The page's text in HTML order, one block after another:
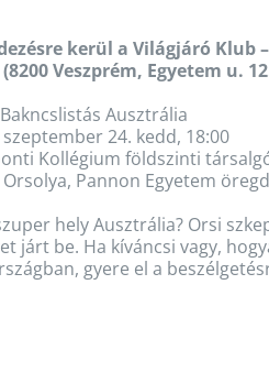
kerül a Világjáró Klub
Veszprém, Egyetem u.
Bakncslistás Ausztrália
szeptember 24. kedd, 18:00
Kollégium földszinti
Pannon Egyetem
hely Ausztrália? Orsi
járt be. Ha kíváncsi vagy,
gyere el a